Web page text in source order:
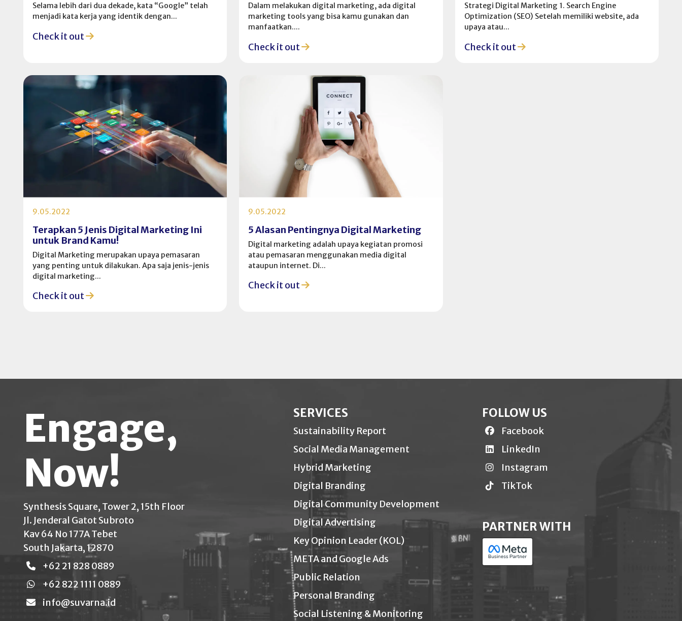
Selama lebih dari dua dekade, kata “Google” telah
menjadi kata kerja yang identik dengan...
Check it out
Dalam melakukan digital marketing, ada digital
marketing tools yang bisa kamu gunakan dan
manfaatkan....
Check it out
Strategi Digital Marketing 1. Search Engine
Optimization (SEO) Setelah memiliki website, ada
upaya atau...
Check it out
9.05.2022
Terapkan 5 Jenis Digital Marketing Ini
untuk Brand Kamu!
Digital Marketing merupakan upaya pemasaran
yang penting untuk dilakukan. Apa saja jenis-jenis
digital marketing...
Check it out
9.05.2022
5 Alasan Pentingnya Digital Marketing
Digital marketing adalah upaya kegiatan promosi
atau pemasaran menggunakan media digital
ataupun internet. Di...
Check it out
Engage,
Now!
Synthesis Square, Tower 2, 15th Floor
Jl. Jenderal Gatot Subroto
Kav 64 No 177A Tebet
South Jakarta, 12870
+62 21 828 0889
+62 822 1111 0889
info@suvarna.id
SERVICES
Sustainability Report
Social Media Management
Hybrid Marketing
Digital Branding
Digital Community Development
Digital Advertising
Key Opinion Leader (KOL)
META and Google Ads
Public Relation
Personal Branding
Social Listening & Monitoring
FOLLOW US
Facebook
LinkedIn
Instagram
TikTok
PARTNER WITH